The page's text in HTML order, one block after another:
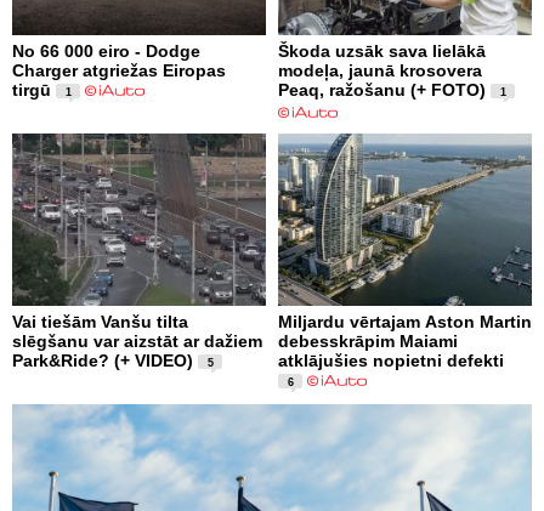
No 66 000 eiro - Dodge
Charger atgriežas Eiropas
tirgū
1
Škoda uzsāk sava lielākā
modeļa, jaunā krosovera
Peaq, ražošanu (+ FOTO)
1
Vai tiešām Vanšu tilta
slēgšanu var aizstāt ar dažiem
Park&Ride? (+ VIDEO)
5
Miljardu vērtajam Aston Martin
debesskrāpim Maiami
atklājušies nopietni defekti
6